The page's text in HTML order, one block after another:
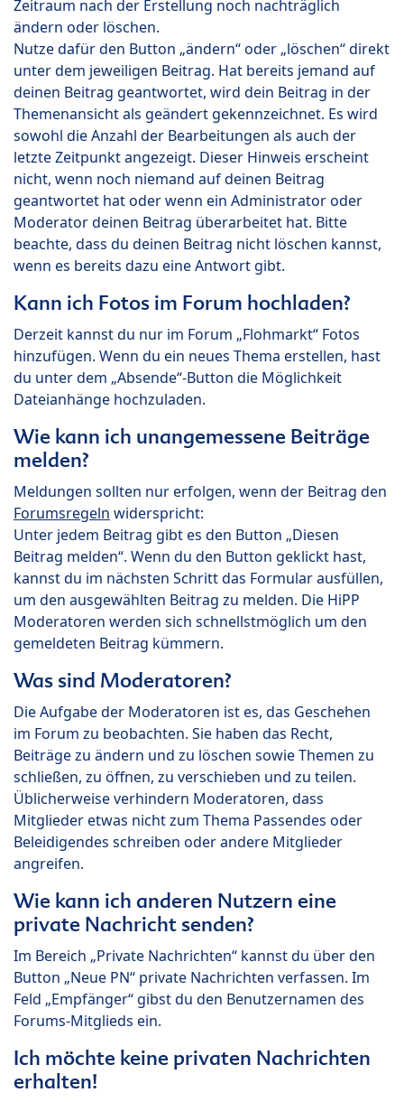
Zeitraum nach der Erstellung noch nachträglich
ändern oder löschen.
Nutze dafür den Button „ändern“ oder „löschen“ direkt
unter dem jeweiligen Beitrag. Hat bereits jemand auf
deinen Beitrag geantwortet, wird dein Beitrag in der
Themenansicht als geändert gekennzeichnet. Es wird
sowohl die Anzahl der Bearbeitungen als auch der
letzte Zeitpunkt angezeigt. Dieser Hinweis erscheint
nicht, wenn noch niemand auf deinen Beitrag
geantwortet hat oder wenn ein Administrator oder
Moderator deinen Beitrag überarbeitet hat. Bitte
beachte, dass du deinen Beitrag nicht löschen kannst,
wenn es bereits dazu eine Antwort gibt.
Kann ich Fotos im Forum hochladen?
Derzeit kannst du nur im Forum „Flohmarkt“ Fotos
hinzufügen. Wenn du ein neues Thema erstellen, hast
du unter dem „Absende“-Button die Möglichkeit
Dateianhänge hochzuladen.
Wie kann ich unangemessene Beiträge
melden?
Meldungen sollten nur erfolgen, wenn der Beitrag den
Forumsregeln widerspricht:
Unter jedem Beitrag gibt es den Button „Diesen
Beitrag melden“. Wenn du den Button geklickt hast,
kannst du im nächsten Schritt das Formular ausfüllen,
um den ausgewählten Beitrag zu melden. Die HiPP
Moderatoren werden sich schnellstmöglich um den
gemeldeten Beitrag kümmern.
Was sind Moderatoren?
Die Aufgabe der Moderatoren ist es, das Geschehen
im Forum zu beobachten. Sie haben das Recht,
Beiträge zu ändern und zu löschen sowie Themen zu
schließen, zu öffnen, zu verschieben und zu teilen.
Üblicherweise verhindern Moderatoren, dass
Mitglieder etwas nicht zum Thema Passendes oder
Beleidigendes schreiben oder andere Mitglieder
angreifen.
Wie kann ich anderen Nutzern eine
private Nachricht senden?
Im Bereich „Private Nachrichten“ kannst du über den
Button „Neue PN“ private Nachrichten verfassen. Im
Feld „Empfänger“ gibst du den Benutzernamen des
Forums-Mitglieds ein.
Ich möchte keine privaten Nachrichten
erhalten!